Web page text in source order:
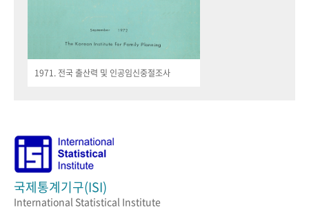
1971. 전국 출산력 및 인공임신중절조사
국제통계기구(ISI)
International Statistical Institute